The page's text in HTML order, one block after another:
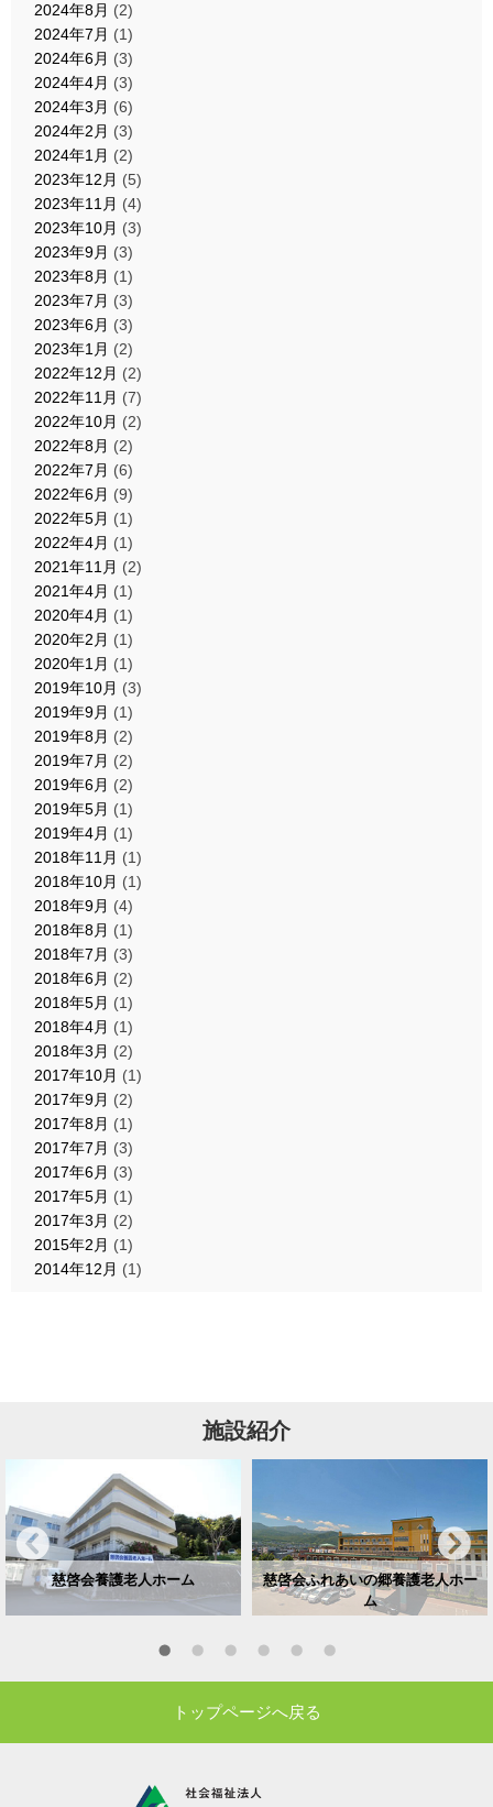
2024年8月 (2)
2024年7月 (1)
2024年6月 (3)
2024年4月 (3)
2024年3月 (6)
2024年2月 (3)
2024年1月 (2)
2023年12月 (5)
2023年11月 (4)
2023年10月 (3)
2023年9月 (3)
2023年8月 (1)
2023年7月 (3)
2023年6月 (3)
2023年1月 (2)
2022年12月 (2)
2022年11月 (7)
2022年10月 (2)
2022年8月 (2)
2022年7月 (6)
2022年6月 (9)
2022年5月 (1)
2022年4月 (1)
2021年11月 (2)
2021年4月 (1)
2020年4月 (1)
2020年2月 (1)
2020年1月 (1)
2019年10月 (3)
2019年9月 (1)
2019年8月 (2)
2019年7月 (2)
2019年6月 (2)
2019年5月 (1)
2019年4月 (1)
2018年11月 (1)
2018年10月 (1)
2018年9月 (4)
2018年8月 (1)
2018年7月 (3)
2018年6月 (2)
2018年5月 (1)
2018年4月 (1)
2018年3月 (2)
2017年10月 (1)
2017年9月 (2)
2017年8月 (1)
2017年7月 (3)
2017年6月 (3)
2017年5月 (1)
2017年3月 (2)
2015年2月 (1)
2014年12月 (1)
施設紹介
慈啓会養護老人ホーム
慈啓会ふれあいの郷養護老人ホー
ム
トップページへ戻る